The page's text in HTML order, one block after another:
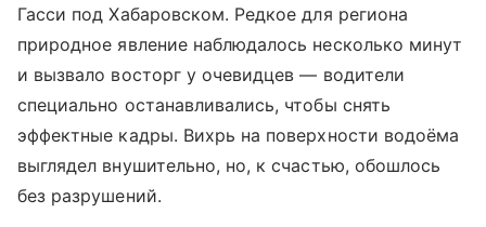
Гасси под Хабаровском. Редкое для региона
природное явление наблюдалось несколько минут
и вызвало восторг у очевидцев — водители
специально останавливались, чтобы снять
эффектные кадры. Вихрь на поверхности водоёма
выглядел внушительно, но, к счастью, обошлось
без разрушений.